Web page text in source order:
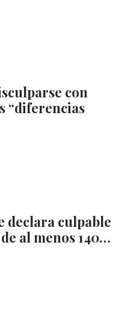
con
“diferencias
declara culpable
al menos 140…